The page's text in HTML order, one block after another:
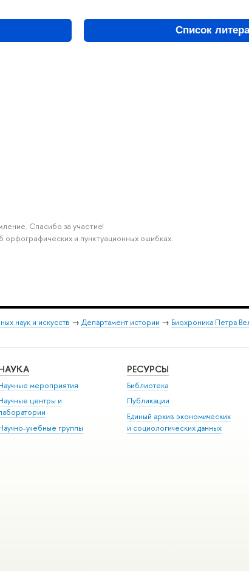
Список
Спасибо за участие!
и пунктуационных ошибках.
наук и искусств → Департамент истории → Биохроника Петра
мероприятия
центры и
учебные группы
РЕСУРСЫ
Библиотека
Публикации
Единый архив экономических
и социологических данных